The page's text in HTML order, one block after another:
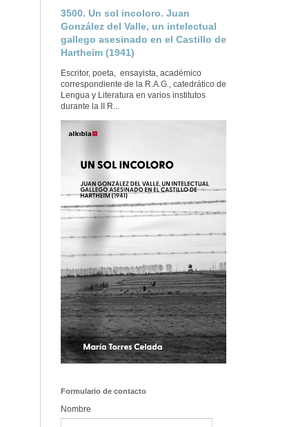
3500. Un sol incoloro. Juan
González del Valle, un intelectual
gallego asesinado en el Castillo de
Hartheim (1941)
Escritor, poeta, ensayista, académico
correspondiente de la R.A.G., catedrático de
Lengua y Literatura en varios institutos
durante la II R...
Formulario de contacto
Nombre